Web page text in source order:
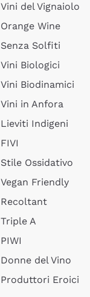
Vini del Vignaiolo
Orange Wine
Senza Solfiti
Vini Biologici
Vini Biodinamici
Vini in Anfora
Lieviti Indigeni
FIVI
Stile Ossidativo
Vegan Friendly
Recoltant
Triple A
PIWI
Donne del Vino
Produttori Eroici